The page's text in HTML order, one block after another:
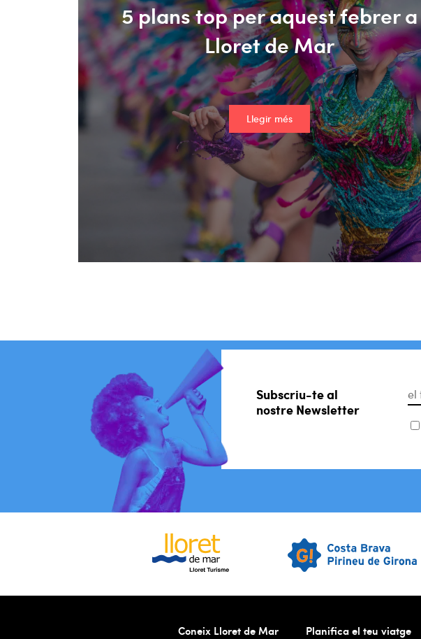
5 plans top per aquest febrer a
Lloret de Mar
Llegir més
Subscriu-te al
nostre Newsletter
Coneix Lloret de Mar Planifica el teu viatge